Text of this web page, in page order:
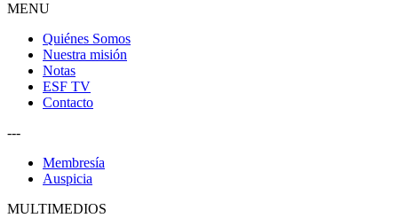
MENU
Quiénes Somos
Nuestra misión
Notas
ESF TV
Contacto
---
Membresía
Auspicia
MULTIMEDIOS